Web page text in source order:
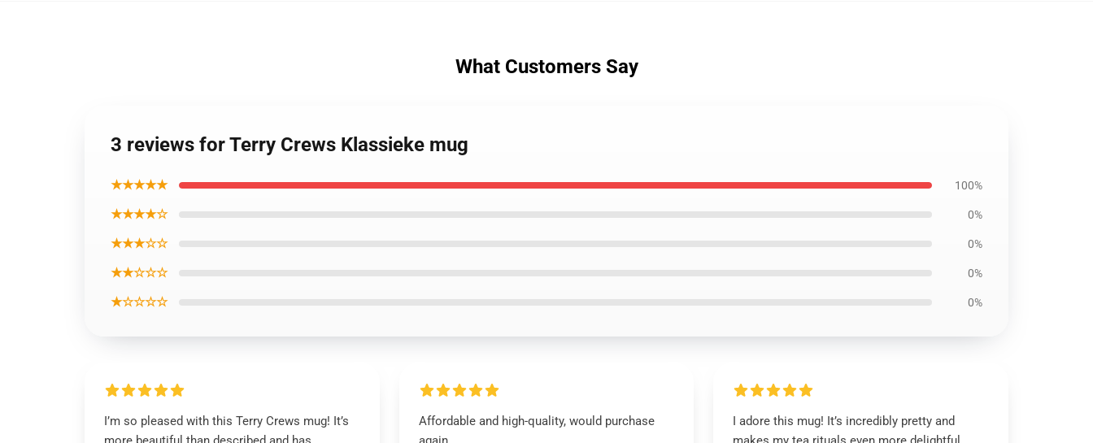
What Customers Say
3 reviews for Terry Crews Klassieke mug
★★★★★ 100%
★★★★☆ 0%
★★★☆☆ 0%
★★☆☆☆ 0%
★☆☆☆☆ 0%
I’m so pleased with this Terry Crews mug! It’s
Affordable and high-quality, would purchase
I adore this mug! It’s incredibly pretty and